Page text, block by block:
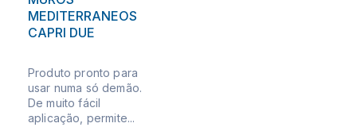
MEDITERRANEOS
CAPRI DUE
Produto pronto para
usar numa só demão.
De muito fácil
aplicação, permite...